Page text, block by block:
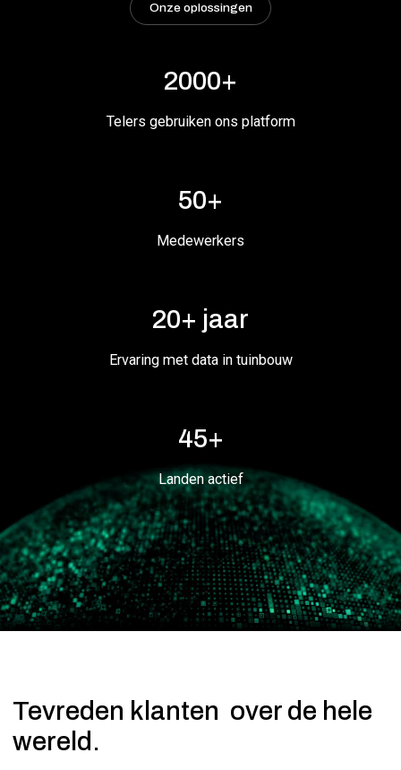
Onze oplossingen
2000+
Telers gebruiken ons platform
50+
Medewerkers
20+ jaar
Ervaring met data in tuinbouw
45+
Landen actief
Tevreden klanten over de hele
wereld.